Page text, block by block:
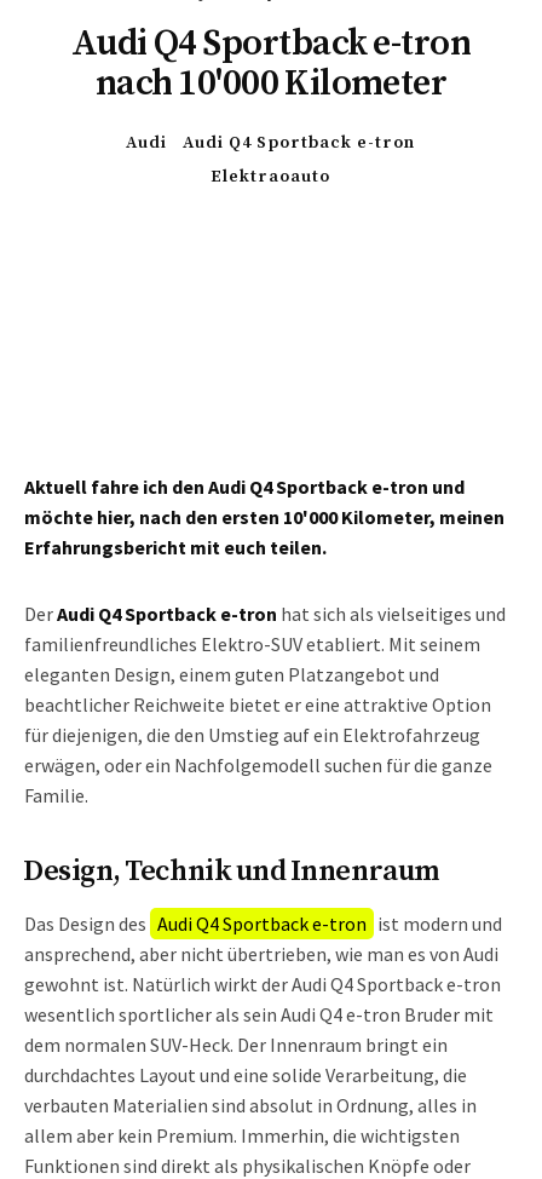
Audi Q4 Sportback e-tron
nach 10'000 Kilometer
Audi
Audi Q4 Sportback e-tron
Elektraoauto
Aktuell fahre ich den Audi Q4 Sportback e-tron und
möchte hier, nach den ersten 10'000 Kilometer, meinen
Erfahrungsbericht mit euch teilen.
DerAudi Q4 Sportback e-tron hat sich als vielseitiges und
familienfreundliches Elektro-SUV etabliert. Mit seinem
eleganten Design, einem guten Platzangebot und
beachtlicher Reichweite bietet er eine attraktive Option
für diejenigen, die den Umstieg auf ein Elektrofahrzeug
erwägen, oder ein Nachfolgemodell suchen für die ganze
Familie.
Design, Technik und Innenraum
Das Design des Audi Q4 Sportback e-tron ist modern und
ansprechend, aber nicht übertrieben, wie man es von Audi
gewohnt ist. Natürlich wirkt der Audi Q4 Sportback e-tron
wesentlich sportlicher als sein Audi Q4 e-tron Bruder mit
dem normalen SUV-Heck. Der Innenraum bringt ein
durchdachtes Layout und eine solide Verarbeitung, die
verbauten Materialien sind absolut in Ordnung, alles in
allem aber kein Premium. Immerhin, die wichtigsten
Funktionen sind direkt als physikalischen Knöpfe oder